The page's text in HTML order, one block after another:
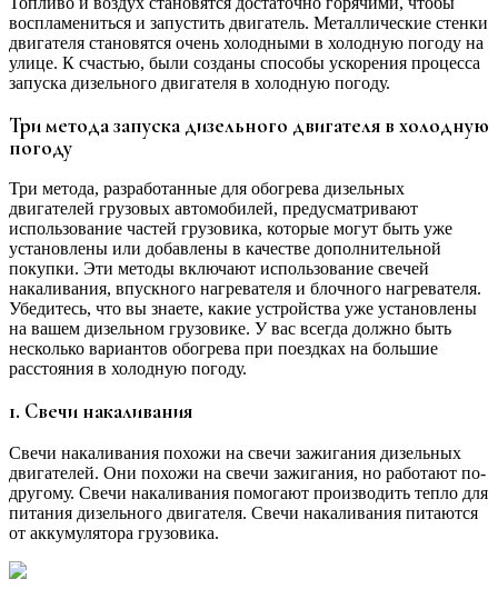
воспламениться и запустить двигатель. Металлические стенки
двигателя становятся очень холодными в холодную погоду на
улице. К счастью, были созданы способы ускорения процесса
запуска дизельного двигателя в холодную погоду.
Три метода запуска дизельного двигателя в холодную
погоду
Три метода, разработанные для обогрева дизельных
двигателей грузовых автомобилей, предусматривают
использование частей грузовика, которые могут быть уже
установлены или добавлены в качестве дополнительной
покупки. Эти методы включают использование свечей
накаливания, впускного нагревателя и блочного нагревателя.
Убедитесь, что вы знаете, какие устройства уже установлены
на вашем дизельном грузовике. У вас всегда должно быть
несколько вариантов обогрева при поездках на большие
расстояния в холодную погоду.
1. Свечи накаливания
Свечи накаливания похожи на свечи зажигания дизельных
двигателей. Они похожи на свечи зажигания, но работают по-
другому. Свечи накаливания помогают производить тепло для
питания дизельного двигателя. Свечи накаливания питаются
от аккумулятора грузовика.